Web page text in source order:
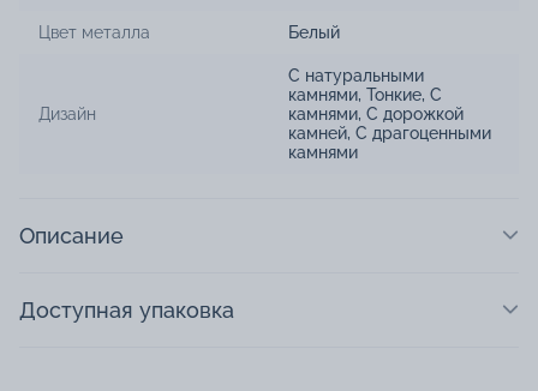
Цвет металла Белый
Дизайн
С натуральными
камнями, Тонкие, С
камнями, С дорожкой
камней, С драгоценными
камнями
Описание
Доступная упаковка